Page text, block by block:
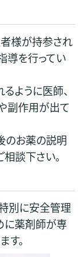
様が持参され
導を行ってい
ように医師、
副作用が出て
のお薬の説明
談下さい。
別に安全管理
に薬剤師が専
す。